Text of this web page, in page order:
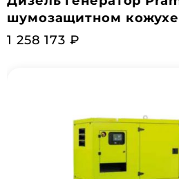
шумозащитном
1 258 173 ₽